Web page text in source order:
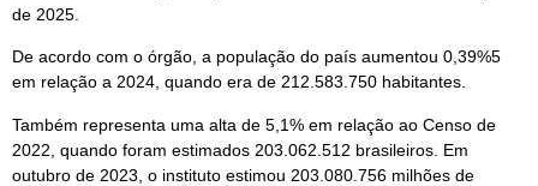
de 2025.
De acordo com o órgão, a população do país aumentou 0,39%5
em relação a 2024, quando era de 212.583.750 habitantes.
Também representa uma alta de 5,1% em relação ao Censo de
2022, quando foram estimados 203.062.512 brasileiros. Em
outubro de 2023, o instituto estimou 203.080.756 milhões de